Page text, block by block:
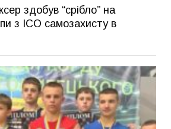
здобув “срібло” на
з ІСО самозахисту в